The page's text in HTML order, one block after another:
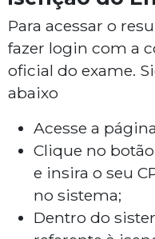
Para acessar o
fazer login com a
oficial do exame.
abaixo
Acesse a
Clique no
e insira o seu
no sistema;
Dentro do